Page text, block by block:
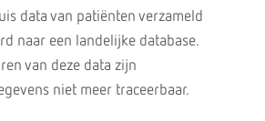
data van patiënten verzameld
naar een landelijke database.
van deze data zijn
niet meer traceerbaar.